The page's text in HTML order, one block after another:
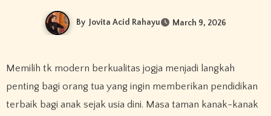
By Jovita Acid Rahayu March 9, 2026
Memilih tk modern berkualitas jogja menjadi langkah
penting bagi orang tua yang ingin memberikan pendidikan
terbaik bagi anak sejak usia dini. Masa taman kanak-kanak